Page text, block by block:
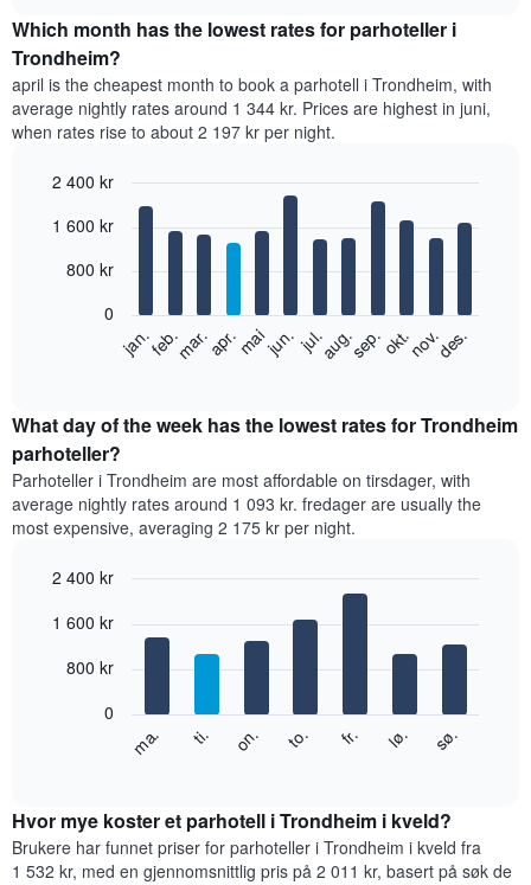
for
dobbeltrom
basert
på
data
de
tre
X-
akse
viser
hotellkategorier
etter
stjerner.
akse
gjennomsnittsprisen
dobbeltrom
data
fra
de
siste
Which month has the lowest rates for parhoteller i
Trondheim?
april is the cheapest month to book a parhotell i Trondheim, with
average nightly rates around 1 344 kr. Prices are highest in juni,
when rates rise to about 2 197 kr per night.
chart
Diagrammet
for
et
rom
per
måned
Diagrammets
X-
viser
Diagrammets
et
rom
graphic.
jan.feb.mar.apr.maijun.jul.aug.sep.okt.nov.des.
0
800 kr
1 600 kr
2 400 kr
What day of the week has the lowest rates for Trondheim
parhoteller?
Parhoteller i Trondheim are most affordable on tirsdager, with
average nightly rates around 1 093 kr. fredager are usually the
most expensive, averaging 2 175 kr per night.
chart
bars.
Diagrammet
for
rom
graphic.
ma. ti. on. to. fr. lø. sø.
0
800 kr
1 600 kr
2 400 kr
Hvor mye koster et parhotell i Trondheim i kveld?
Brukere har funnet priser for parhoteller i Trondheim i kveld fra
1 532 kr, med en gjennomsnittlig pris på 2 011 kr, basert på søk de